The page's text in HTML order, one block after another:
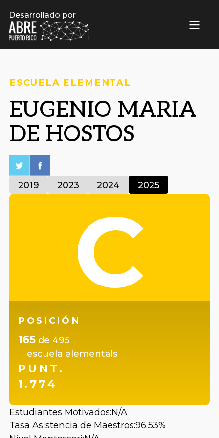
Desarrollado por
ESCUELA ELEMENTAL
EUGENIO MARIA
DE HOSTOS
2019 2023 2024 2025
C
POSICIÓN
165 de 495
escuela elementals
PUNT.
1.774
Estudiantes Motivados:N/A
Tasa Asistencia de Maestros:96.53%